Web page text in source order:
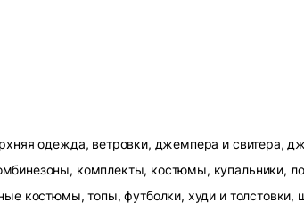
одежда, ветровки, джемпера и свитера,
комплекты, костюмы, купальники,
костюмы, топы, футболки, худи и толстовки,